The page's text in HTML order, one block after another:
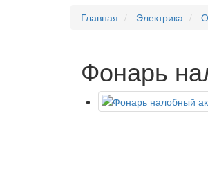
Главная Электрика
Фонарь